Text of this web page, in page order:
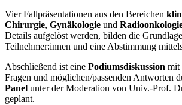
Vier Fallpräsentationen aus den Bereichen
Chirurgie, Gynäkologie und
Details aufgelöst werden, bilden die
Teilnehmer:innen und eine Abstimmung
Abschließend ist eine Podiumsdiskussion mit
Fragen und möglichen/passenden Antworten
Panel unter der Moderation von Univ.-Prof.
geplant.